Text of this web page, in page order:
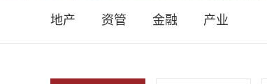
地产 资管 金融 产业